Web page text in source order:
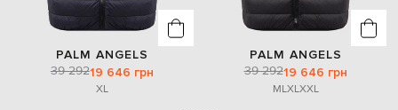
PALM ANGELS
39 29219 646 грн
XL
PALM ANGELS
39 29219 646 грн
MLXLXXL